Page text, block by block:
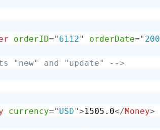
orderID=" 6112" orderDate="
"new" and "update" -->
currency=" USD">1505.0</Money>